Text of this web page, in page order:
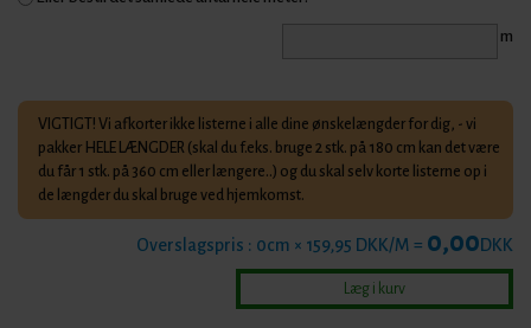
m
VIGTIGT! Vi afkorter ikke listerne i alle dine ønskelængder for dig, - vi
pakker HELE LÆNGDER (skal du f.eks. bruge 2 stk. på 180 cm kan det være
du får 1 stk. på 360 cm eller længere..) og du skal selv korte listerne op i
de længder du skal bruge ved hjemkomst.
Overslagspris : 0cm × 159,95 DKK/M = 0,00DKK